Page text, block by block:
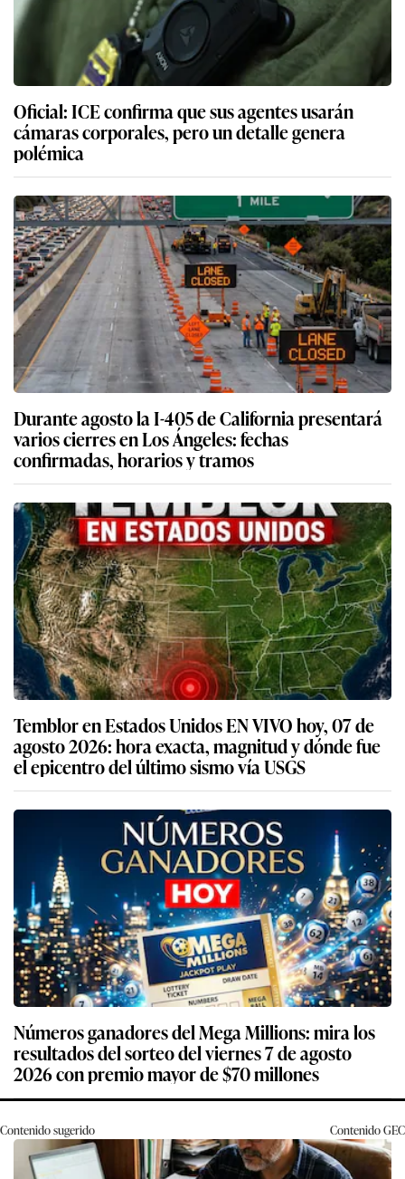
Oficial: ICE confirma que sus agentes usarán
cámaras corporales, pero un detalle genera
polémica
Durante agosto la I-405 de California presentará
varios cierres en Los Ángeles: fechas
confirmadas, horarios y tramos
Temblor en Estados Unidos EN VIVO hoy, 07 de
agosto 2026: hora exacta, magnitud y dónde fue
el epicentro del último sismo vía USGS
Números ganadores del Mega Millions: mira los
resultados del sorteo del viernes 7 de agosto
2026 con premio mayor de $70 millones
Contenido sugerido ContenidoGEC